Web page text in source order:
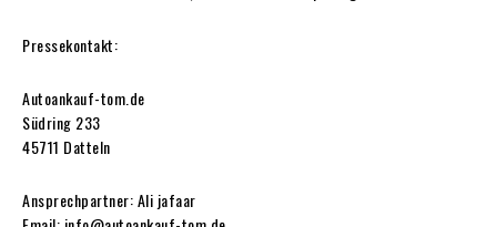
Pressekontakt:
Autoankauf-tom.de
Südring 233
45711 Datteln
Ansprechpartner: Ali jafaar